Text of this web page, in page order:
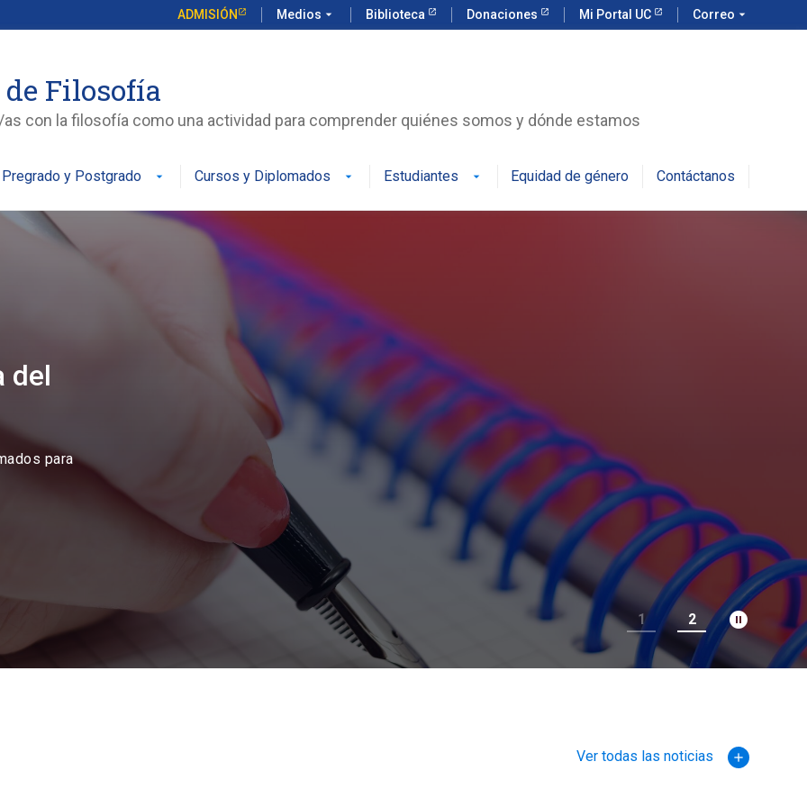
ADMISIÓN Medios arrow_drop_down Biblioteca Donaciones Mi Portal UC Correo arrow_drop_down
Filosofía
con la filosofía como una actividad para comprender quiénes somos y dónde estamos
Pregrado y Postgrado arrow_drop_down Cursos y Diplomados arrow_drop_down Estudiantes arrow_drop_down Equidad de género Contáctanos
1 2 pause_circle_filled
Ver todas las noticias add